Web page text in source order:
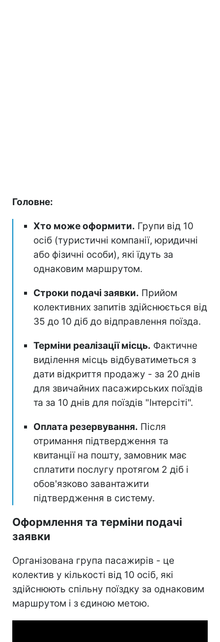
Головне:
Хто може оформити. Групи від 10
осіб (туристичні компанії, юридичні
або фізичні особи), які їдуть за
однаковим маршрутом.
Строки подачі заявки. Прийом
колективних запитів здійснюється від
35 до 10 діб до відправлення поїзда.
Терміни реалізації місць. Фактичне
виділення місць відбуватиметься з
дати відкриття продажу - за 20 днів
для звичайних пасажирських поїздів
та за 10 днів для поїздів "Інтерсіті".
Оплата резервування. Після
отримання підтвердження та
квитанції на пошту, замовник має
сплатити послугу протягом 2 діб і
обов'язково завантажити
підтвердження в систему.
Оформлення та терміни подачі
заявки
Організована група пасажирів - це
колектив у кількості від 10 осіб, які
здійснюють спільну поїздку за однаковим
маршрутом і з єдиною метою.